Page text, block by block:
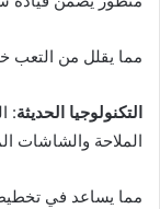
مما يقلل من التعب
التكنولوجيا الحديثة:
الملاحة والشاشات
مما يساعد في